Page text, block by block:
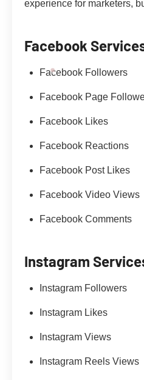
experience for marketers,
Facebook
Facebook Followers
Facebook Page
Facebook Likes
Facebook Reactions
Facebook Post Likes
Facebook Video Views
Facebook Comments
Instagram
Instagram Followers
Instagram Likes
Instagram Views
Instagram Reels Views